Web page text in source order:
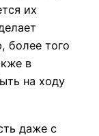
их
более того
в
на ходу
даже с